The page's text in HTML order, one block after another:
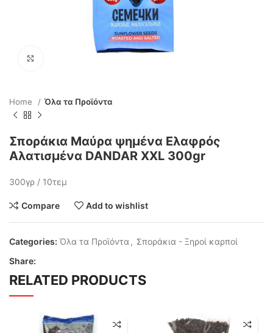
Home Όλα τα Προϊόντα
Σποράκια Μαύρα ψημένα Ελαφρός
Αλατισμένα DANDAR XXL 300gr
300γρ / 10τεμ
Compare Add to wishlist
Categories: Όλα τα Προϊόντα , Σποράκια - Ξηροί καρποί
Share:
RELATED PRODUCTS